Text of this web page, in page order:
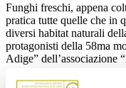
Funghi freschi, appena
pratica tutte quelle che in
diversi habitat naturali
protagonisti della 58ma
Adige” dell’associazione